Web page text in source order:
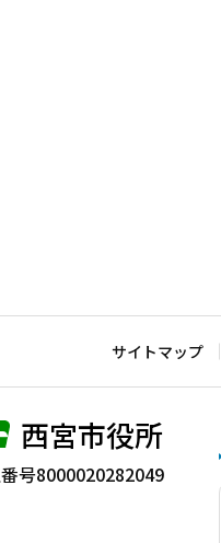
サイトマップ
西宮市役所
号8000020282049